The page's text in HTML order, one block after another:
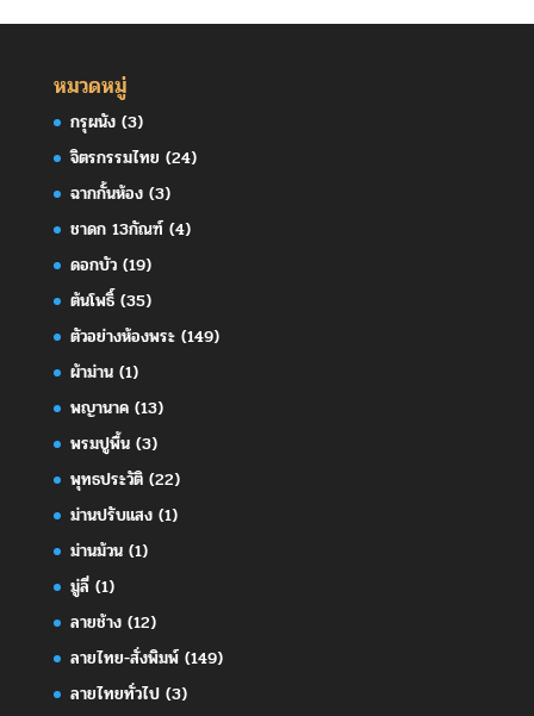
หมวดหมู่
กรุผนัง(3)
จิตรกรรมไทย (24)
ฉากกั้นห้อง(3)
ชาดก 13กัณฑ์(4)
ดอกบัว(19)
ต้นโพธิ์(35)
ตัวอย่างห้องพระ(149)
ผ้าม่าน(1)
พญานาค(13)
พรมปูพื้น(3)
พุทธประวัติ(22)
ม่านปรับแสง(1)
ม่านม้วน(1)
มู่ลี่(1)
ลายช้าง(12)
ลายไทย-สั่งพิมพ์(149)
ลายไทยทั่วไป(3)